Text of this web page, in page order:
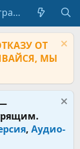
Регистрация
ОТ
МЫ
, Аудио-